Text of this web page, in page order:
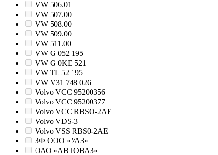
VW 506.01
VW 507.00
VW 508.00
VW 509.00
VW 511.00
VW G 052 195
VW G 0KE 521
VW TL 52 195
VW V31 748 026
Volvo VCC 95200356
Volvo VCC 95200377
Volvo VCC RBSO-2AE
Volvo VDS-3
Volvo VSS RBS0-2AE
ЗФ ООО «УАЗ»
ОАО «АВТОВАЗ»